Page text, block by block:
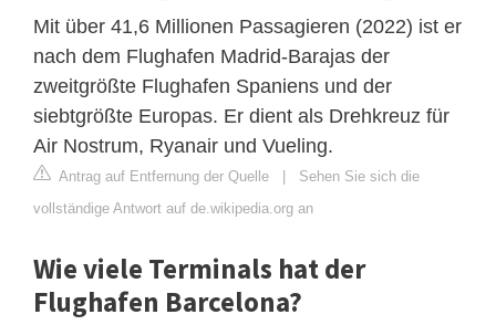
Mit über 41,6 Millionen Passagieren (2022) ist er
nach dem Flughafen Madrid-Barajas der
zweitgrößte Flughafen Spaniens und der
siebtgrößte Europas. Er dient als Drehkreuz für
Air Nostrum, Ryanair und Vueling.
Antrag auf Entfernung der Quelle
Sehen Sie sich die
vollständige Antwort auf de.wikipedia.org an
Wie viele Terminals hat der
Flughafen Barcelona?